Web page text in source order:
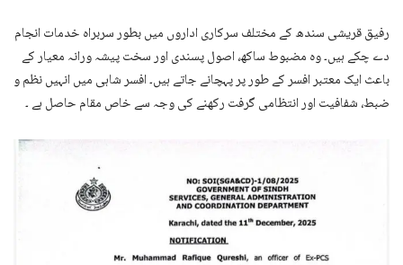
رفیق قریشی سندھ کے مختلف سرکاری اداروں میں بطور سربراہ خدمات انجام
دے چکے ہیں۔ وہ مضبوط ساکھ، اصول پسندی اور سخت پیشہ ورانہ معیار کے
باعث ایک معتبر افسر کے طور پر پہچانے جاتے ہیں۔ افسر شاہی میں انہیں نظم و
ضبط، شفافیت اور انتظامی گرفت رکھنے کی وجہ سے خاص مقام حاصل ہے ۔